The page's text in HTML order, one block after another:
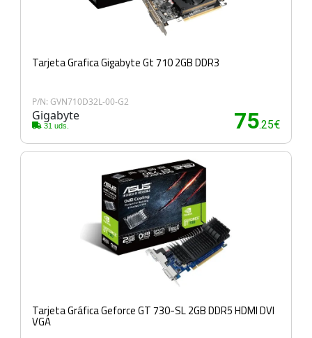
Tarjeta Grafica Gigabyte Gt 710 2GB DDR3
P/N: GVN710D32L-00-G2
Gigabyte
31 uds. 75.25€
Tarjeta Gráfica Geforce GT 730-SL 2GB DDR5 HDMI DVI
VGA